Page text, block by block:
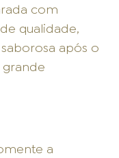
com
qualidade,
após o
a